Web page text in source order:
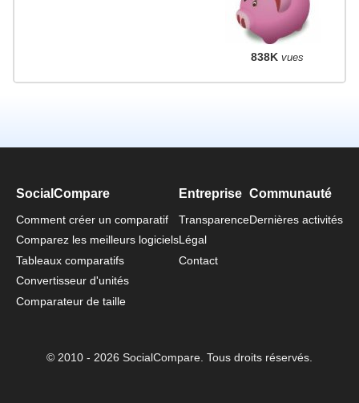
838K vues
SocialCompare
Comment créer un comparatif
Comparez les meilleurs logiciels
Tableaux comparatifs
Convertisseur d'unités
Comparateur de taille
Entreprise
Transparence
Légal
Contact
Communauté
Dernières activités
© 2010 - 2026 SocialCompare. Tous droits réservés.